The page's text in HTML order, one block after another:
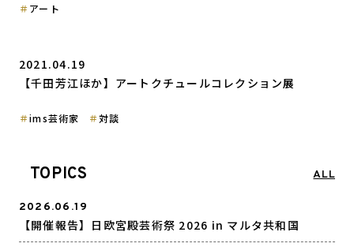
アート
2021.04.19
【千田芳江ほか】アートクチュールコレクション展
ims芸術家 対談
TOPICS ALL
2026.06.19
【開催報告】日欧宮殿芸術祭 2026 in マルタ共和国